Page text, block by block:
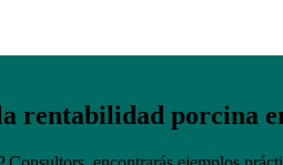
rentabilidad porcina